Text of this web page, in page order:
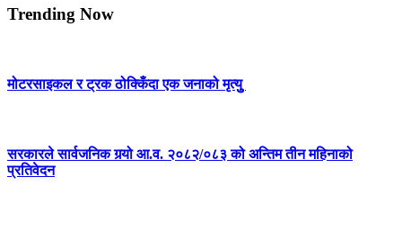
Trending Now
मोटरसाइकल र ट्रक ठोक्किँदा एक जनाको मृत्युु
सरकारले सार्वजनिक गर्‍यो आ.व. २०८२/०८३ को अन्तिम तीन महिनाको
प्रतिवेदन